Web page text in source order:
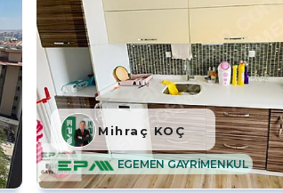
EGEMEN GAYRİMENKUL
Mihraç KOÇ